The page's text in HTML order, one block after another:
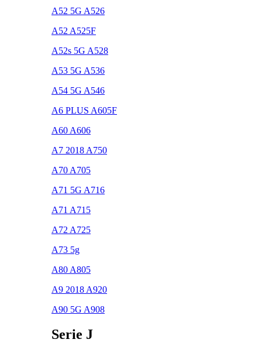
A52 5G A526
A52 A525F
A52s 5G A528
A53 5G A536
A54 5G A546
A6 PLUS A605F
A60 A606
A7 2018 A750
A70 A705
A71 5G A716
A71 A715
A72 A725
A73 5g
A80 A805
A9 2018 A920
A90 5G A908
Serie J